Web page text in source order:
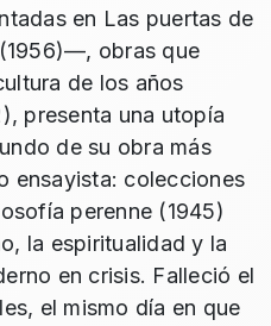
en Las puertas de
obras que
de los años
presenta una utopía
de su obra más
ensayista: colecciones
perenne (1945)
la espiritualidad y la
en crisis. Falleció el
el mismo día en que